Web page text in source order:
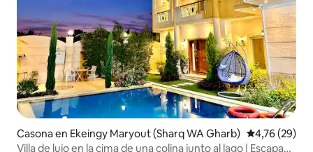
Casona en Ekeingy Maryout (Sharq WA Gharb) Calificación
4,76 (29)
Villa de lujo en la cima de una colina junto al lago | Escapada